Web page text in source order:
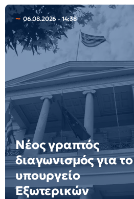
06.08.2026 - 14:38
Νέος γραπτός
διαγωνισμός για το
υπουργείο
Εξωτερικών